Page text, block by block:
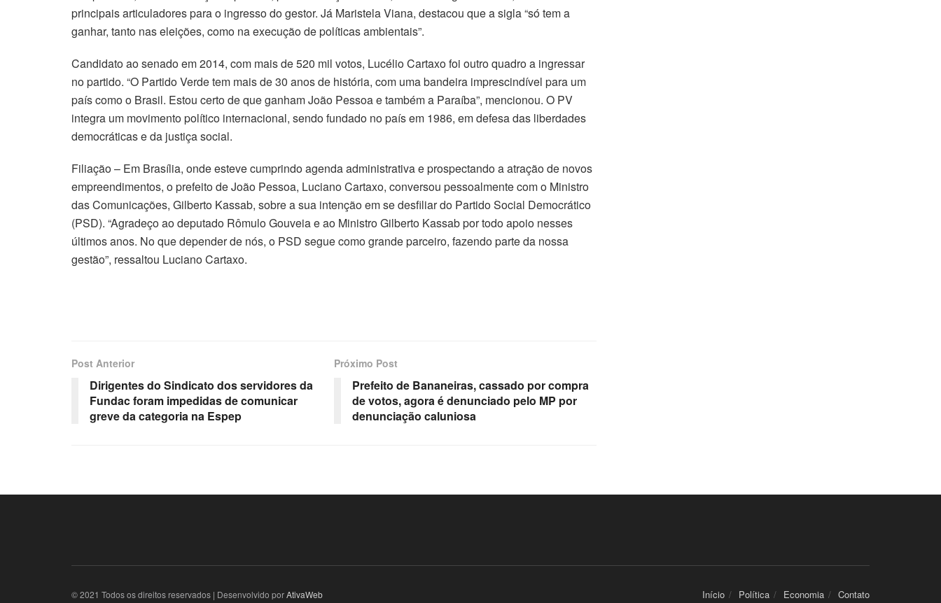
principais articuladores para o ingresso do gestor. Já Maristela Viana, destacou que a sigla “só tem a
ganhar, tanto nas eleições, como na execução de políticas ambientais”.
Candidato ao senado em 2014, com mais de 520 mil votos, Lucélio Cartaxo foi outro quadro a ingressar
no partido. “O Partido Verde tem mais de 30 anos de história, com uma bandeira imprescindível para um
país como o Brasil. Estou certo de que ganham João Pessoa e também a Paraíba”, mencionou. O PV
integra um movimento político internacional, sendo fundado no país em 1986, em defesa das liberdades
democráticas e da justiça social.
Filiação – Em Brasília, onde esteve cumprindo agenda administrativa e prospectando a atração de novos
empreendimentos, o prefeito de João Pessoa, Luciano Cartaxo, conversou pessoalmente com o Ministro
das Comunicações, Gilberto Kassab, sobre a sua intenção em se desfiliar do Partido Social Democrático
(PSD). “Agradeço ao deputado Rômulo Gouveia e ao Ministro Gilberto Kassab por todo apoio nesses
últimos anos. No que depender de nós, o PSD segue como grande parceiro, fazendo parte da nossa
gestão”, ressaltou Luciano Cartaxo.
Post Anterior
Dirigentes do Sindicato dos servidores da
Fundac foram impedidas de comunicar
greve da categoria na Espep
Próximo Post
Prefeito de Bananeiras, cassado por compra
de votos, agora é denunciado pelo MP por
denunciação caluniosa
Início Política Economia Contato
© 2021 Todos os direitos reservados | Desenvolvido porAtivaWeb